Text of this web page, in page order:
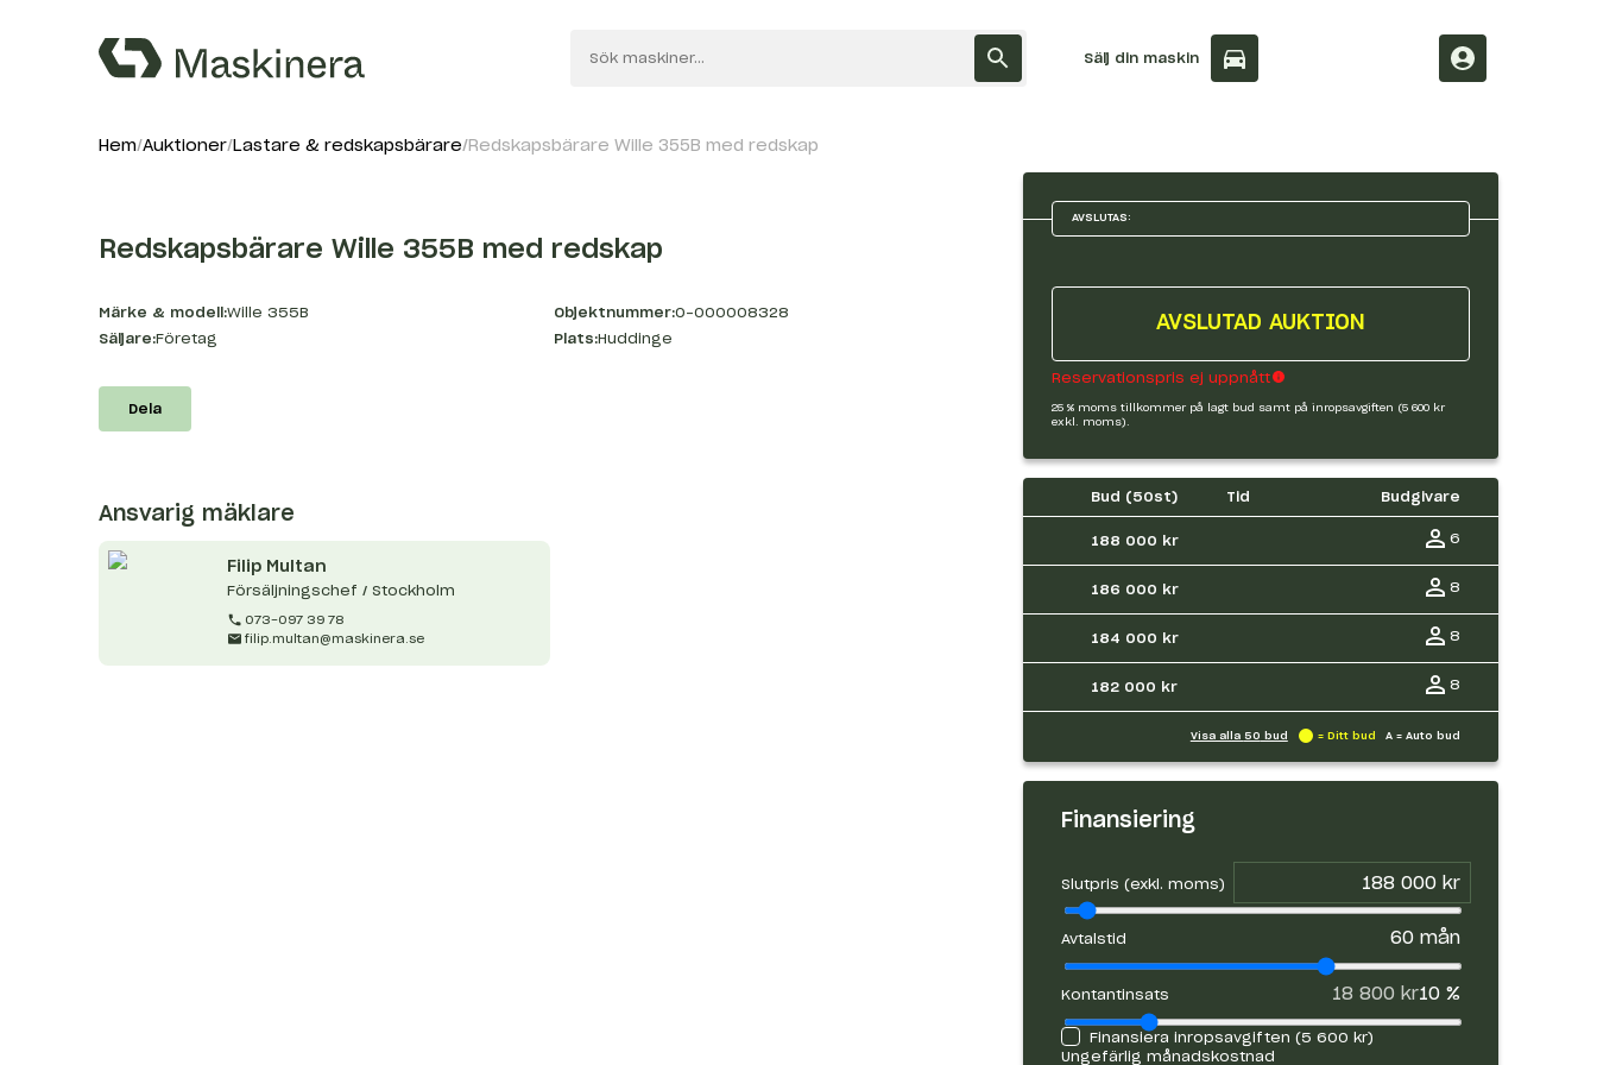
Sälj din maskin
Hem Auktioner Lastare & redskapsbärare Redskapsbärare Wille 355B med redskap
AVSLUTAS:
AVSLUTAD AUKTION
Reservationspris ej uppnått
25 % moms tillkommer på lagt bud samt på inropsavgiften (5 600 kr
exkl. moms).
Bud (50st) Tid Budgivare
188 000 kr 6
186 000 kr 8
184 000 kr 8
182 000 kr 8
Visa alla 50 bud = Ditt bud A = Auto bud
Finansiering
Slutpris (exkl. moms)
Avtalstid 60mån
Kontantinsats 18 800 kr10%
Finansiera inropsavgiften (5 600 kr)
Ungefärlig månadskostnad
Redskapsbärare Wille 355B med redskap
Märke & modell:Wille 355B Objektnummer:O-000008328
Säljare:Företag Plats:Huddinge
Dela
Ansvarig mäklare
Filip Multan
Försäljningschef / Stockholm
073-097 39 78
filip.multan@maskinera.se